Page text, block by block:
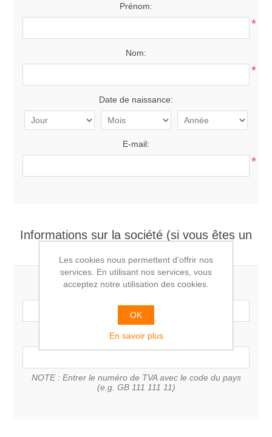
Prénom:
*
Nom:
*
Date de naissance:
E-mail:
*
Informations sur la société (si vous êtes un
Société:
Numéro de TVA:
NOTE : Entrer le numéro de TVA avec le code du pays
(e.g. GB 111 111 11)
Les cookies nous permettent d'offrir nos
services. En utilisant nos services, vous
acceptez notre utilisation des cookies.
OK
En savoir plus